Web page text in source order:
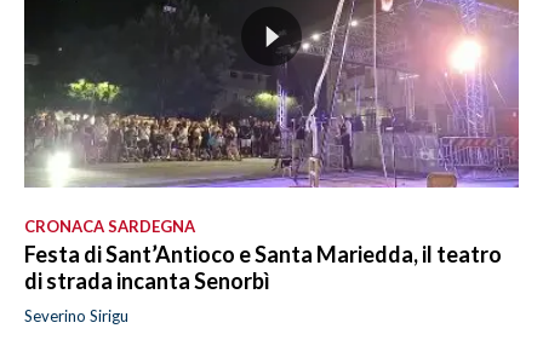
CRONACA SARDEGNA
Festa di Sant’Antioco e Santa Mariedda, il teatro
di strada incanta Senorbì
Severino Sirigu